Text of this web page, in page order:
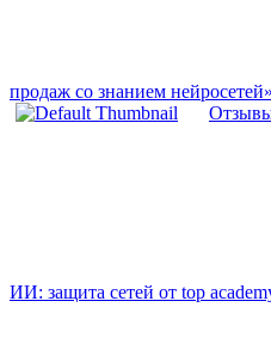
продаж со знанием
ИИ: защита сетей от top